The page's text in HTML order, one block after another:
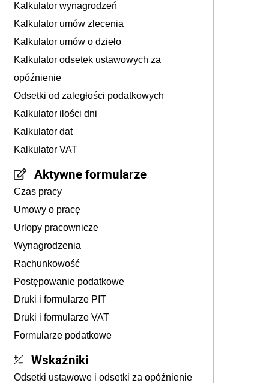
Kalkulator wynagrodzeń
Kalkulator umów zlecenia
Kalkulator umów o dzieło
Kalkulator odsetek ustawowych za
opóźnienie
Odsetki od zaległości podatkowych
Kalkulator ilości dni
Kalkulator dat
Kalkulator VAT
Aktywne formularze
Czas pracy
Umowy o pracę
Urlopy pracownicze
Wynagrodzenia
Rachunkowość
Postępowanie podatkowe
Druki i formularze PIT
Druki i formularze VAT
Formularze podatkowe
Wskaźniki
Odsetki ustawowe i odsetki za opóźnienie